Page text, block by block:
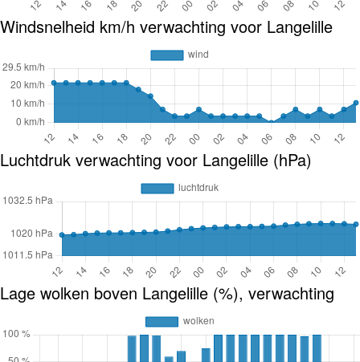
Windsnelheid km/h verwachting voor Langelille
Luchtdruk verwachting voor Langelille (hPa)
Lage wolken boven Langelille (%), verwachting